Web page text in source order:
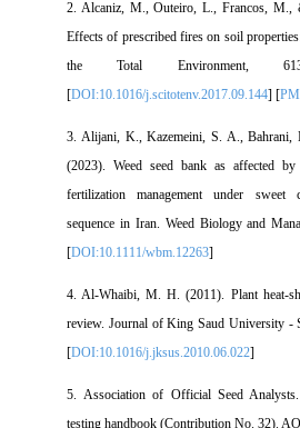
2. Alcaniz, M., Outeiro, L., Francos,
Effects of prescribed fires on soil
the Total Environment,
[DOI:10.1016/j.scitotenv.2017.09.144] [
3. Alijani, K., Kazemeini, S. A.,
(2023). Weed seed bank as affected
fertilization management under
sequence in Iran. Weed Biology and
[DOI:10.1111/wbm.12263
4. Al-Whaibi, M. H. (2011). Plant
review. Journal of King Saud University
[DOI:10.1016/j.jksus.2010.06.022
5. Association of Official Seed
testing handbook (Contribution No. 32).